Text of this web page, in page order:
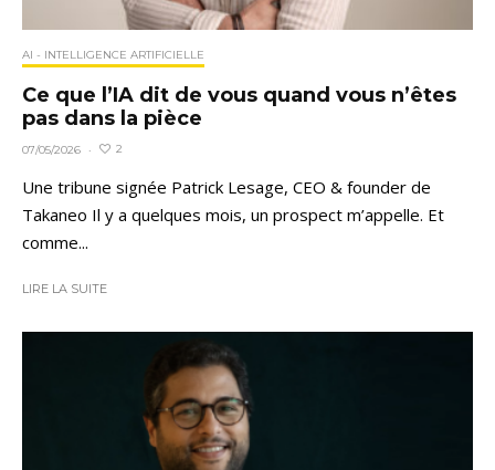
AI - INTELLIGENCE ARTIFICIELLE
Ce que l’IA dit de vous quand vous n’êtes
pas dans la pièce
07/05/2026 · 2
Une tribune signée Patrick Lesage, CEO & founder de
Takaneo Il y a quelques mois, un prospect m’appelle. Et
comme...
LIRE LA SUITE